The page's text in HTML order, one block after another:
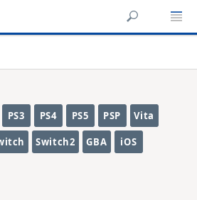
PS3 PS4 PS5 PSP Vita
Switch2 GBA iOS